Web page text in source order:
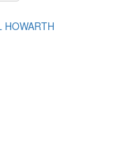
HOWARTH